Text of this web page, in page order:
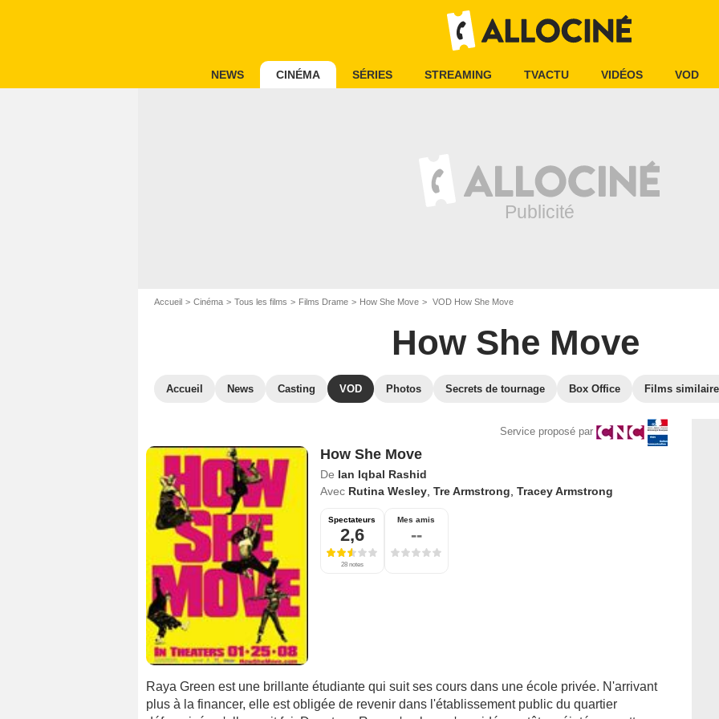
NEWS CINÉMA SÉRIES STREAMING TVACTU VIDÉOS VOD
Accueil Cinéma Tous les films Films Drame How She Move VOD How She Move
How She Move
Accueil News Casting VOD Photos Secrets de tournage Box Office Films
Service proposé par
How She Move
De Ian Iqbal Rashid
Avec Rutina Wesley, Tre Armstrong Tracey Armstrong
Spectateurs
2,6
28 notes
Mes amis
--
Raya Green est une brillante étudiante qui suit ses cours dans une école privée. N'arrivant
plus à la financer, elle est obligée de revenir dans l'établissement public du quartier